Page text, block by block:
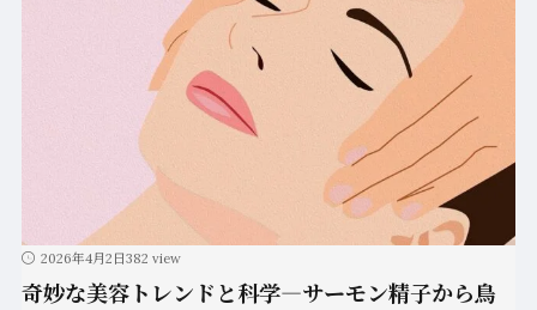
2026年4月2日382 view
奇妙な美容トレンドと科学―サーモン精子から鳥